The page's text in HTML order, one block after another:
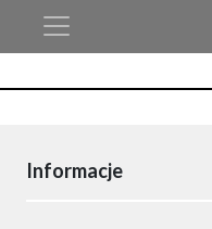
Informacje